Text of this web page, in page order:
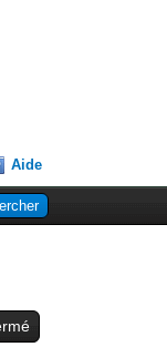
Aide